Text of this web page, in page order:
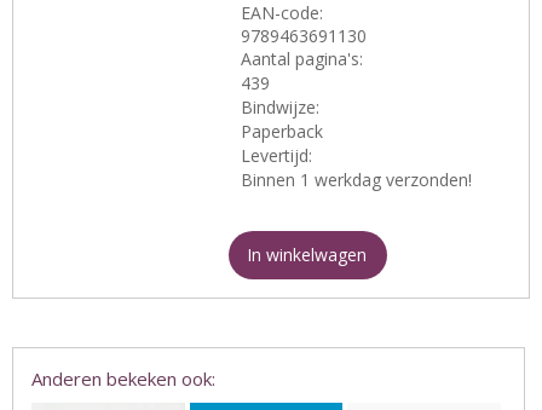
EAN-code:
9789463691130
Aantal pagina's:
439
Bindwijze:
Paperback
Levertijd:
Binnen 1 werkdag verzonden!
In winkelwagen
Anderen bekeken ook: